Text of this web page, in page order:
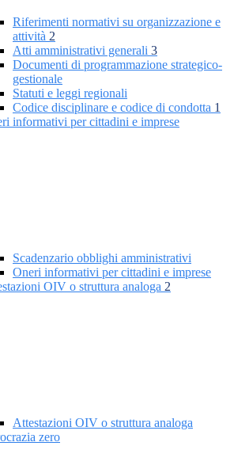
Riferimenti normativi su organizzazione e
attività 2
Atti amministrativi generali 3
Documenti di programmazione strategico-
gestionale
Statuti e leggi regionali
Codice disciplinare e codice di condotta 1
informativi per cittadini e imprese
Scadenzario obblighi amministrativi
Oneri informativi per cittadini e imprese
OIV o struttura analoga 2
Attestazioni OIV o struttura analoga
zero